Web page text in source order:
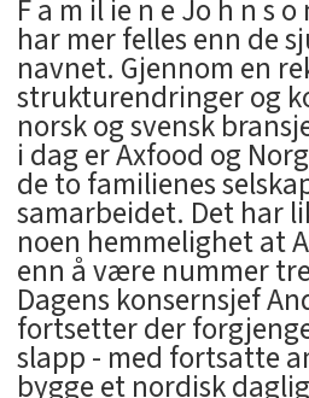
F a m il ie n e Jo h n s
har mer felles enn de
navnet. Gjennom en
strukturendringer og
norsk og svensk
i dag er Axfood og
de to familienes
samarbeidet. Det har
noen hemmelighet at
enn å være nummer
Dagens konsernsjef
fortsetter der
slapp - med fortsatte
bygge et nordisk